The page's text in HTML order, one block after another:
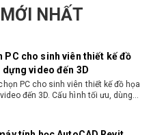
NHẤT
PC cho sinh viên thiết kế đồ họa
đến 3D. Cấu hình tối ưu, dùng
tính học AutoCAD Revit
mạnh, mượt, giá ổn
cấu hình máy tính học AutoCAD
mạnh, mượt, tối ưu chi phí giúp